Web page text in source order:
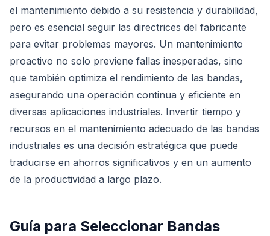
el mantenimiento debido a su resistencia y durabilidad,
pero es esencial seguir las directrices del fabricante
para evitar problemas mayores. Un mantenimiento
proactivo no solo previene fallas inesperadas, sino
que también optimiza el rendimiento de las bandas,
asegurando una operación continua y eficiente en
diversas aplicaciones industriales. Invertir tiempo y
recursos en el mantenimiento adecuado de las bandas
industriales es una decisión estratégica que puede
traducirse en ahorros significativos y en un aumento
de la productividad a largo plazo.
Guía para Seleccionar Bandas